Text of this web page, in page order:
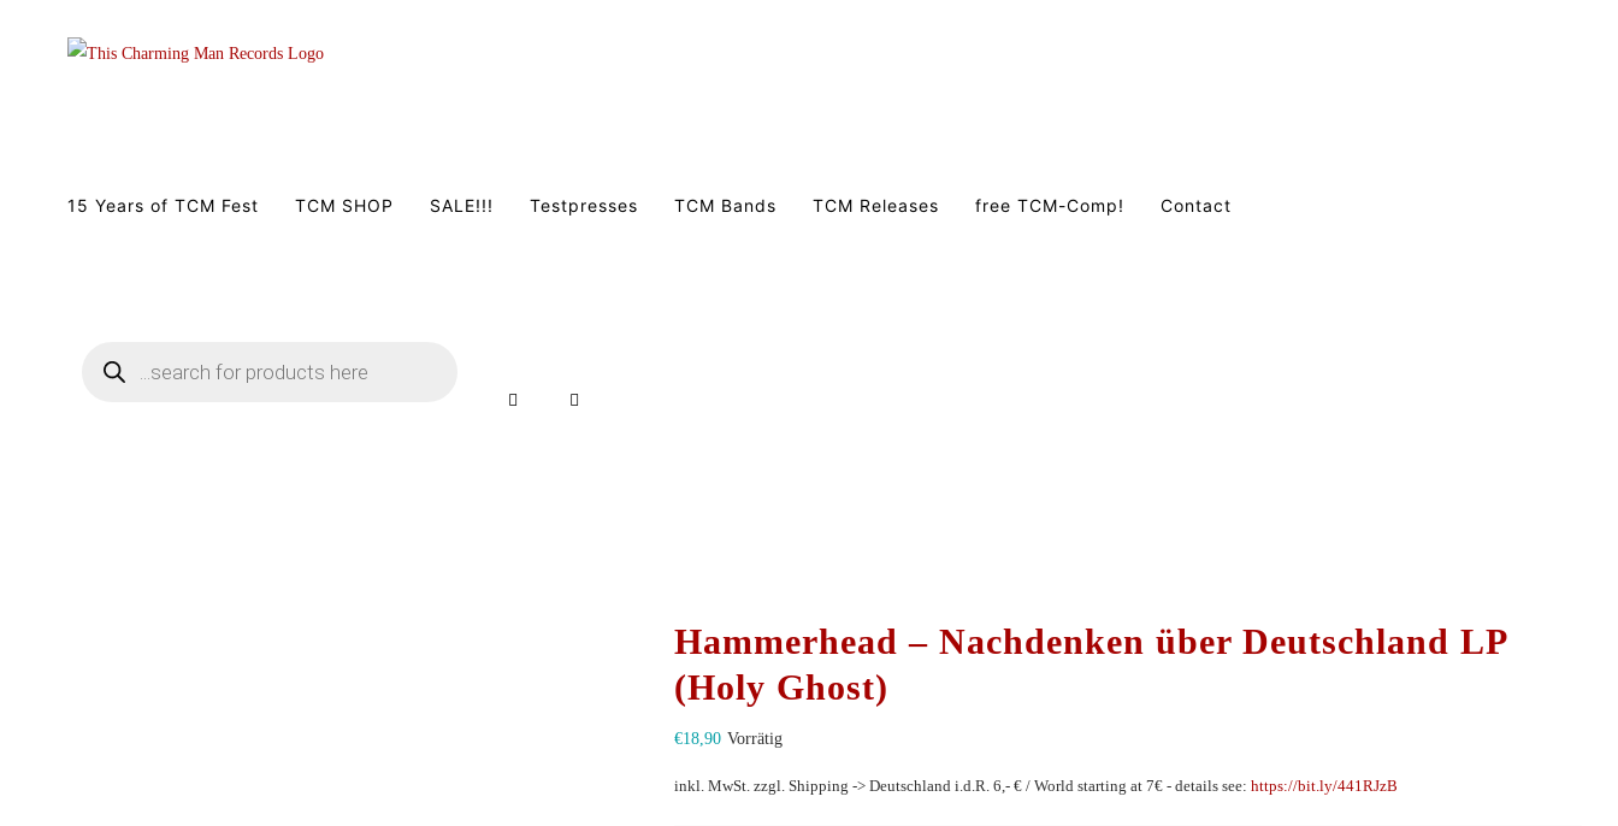
15 Years of TCM Fest TCM SHOP SALE!!! Testpresses TCM Bands TCM Releases free TCM-Comp! Contact
search
Hammerhead – Nachdenken über Deutschland LP
(Holy Ghost)
€18,90 Vorrätig
inkl. MwSt. zzgl. Shipping -> Deutschland i.d.R. 6,- € / World starting at 7€ - details see: https://bit.ly/441RJzB